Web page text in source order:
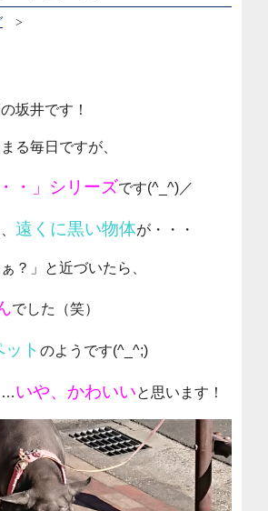
>
坂井です！
る毎日ですが、
・」シリーズです(^_^)／
遠くに黒い物体が・・・
？」と近づいたら、
でした（笑）
ト のようです(^_^;)
…いや、かわいいと思います！